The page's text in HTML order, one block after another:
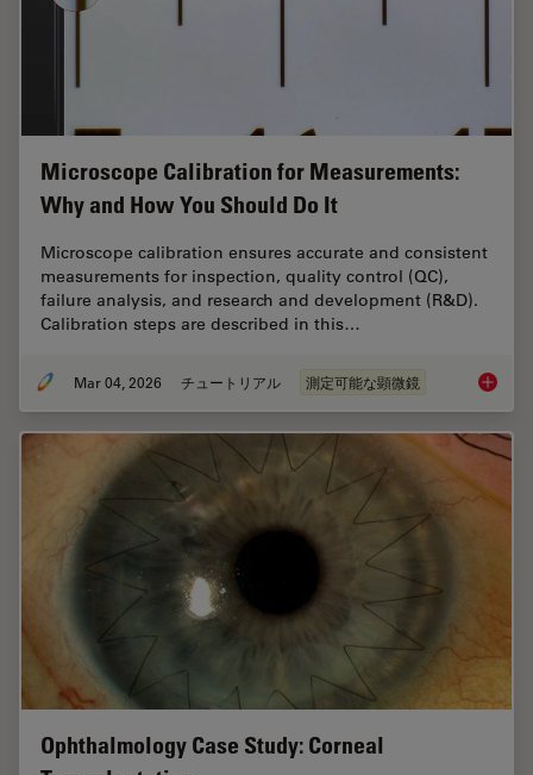
Microscope Calibration for Measurements:
Why and How You Should Do It
Microscope calibration ensures accurate and consistent
measurements for inspection, quality control (QC),
failure analysis, and research and development (R&D).
Calibration steps are described in this…
Mar 04, 2026 チュートリアル 測定可能な顕微鏡
Ophthalmology Case Study: Corneal